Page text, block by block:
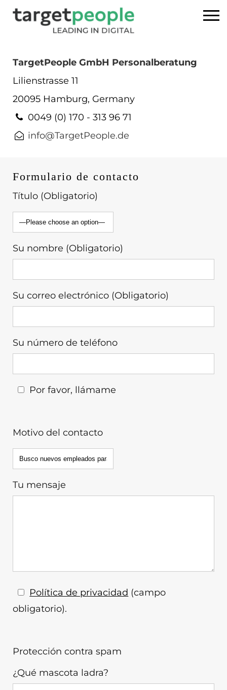
Búsqueda de ejecutivos
USA
Navigation schließen
TargetPeople GmbH Personalberatung
Lilienstrasse 11
20095 Hamburg, Germany
0049 (0) 170 - 313 96 71
info@TargetPeople.de
Formulario de contacto
Título (Obligatorio)
Su nombre (Obligatorio)
Su correo electrónico (Obligatorio)
Su número de teléfono
Por favor, llámame
Motivo del contacto
Tu mensaje
Política de privacidad (campo
obligatorio).
Protección contra spam
¿Qué mascota ladra?